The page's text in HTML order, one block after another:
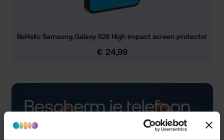
BeHello Samsung Galaxy S26 High impact screen protector
Normale prijs:
€ 24,99
Bescherm je telefoon
met een hoesje